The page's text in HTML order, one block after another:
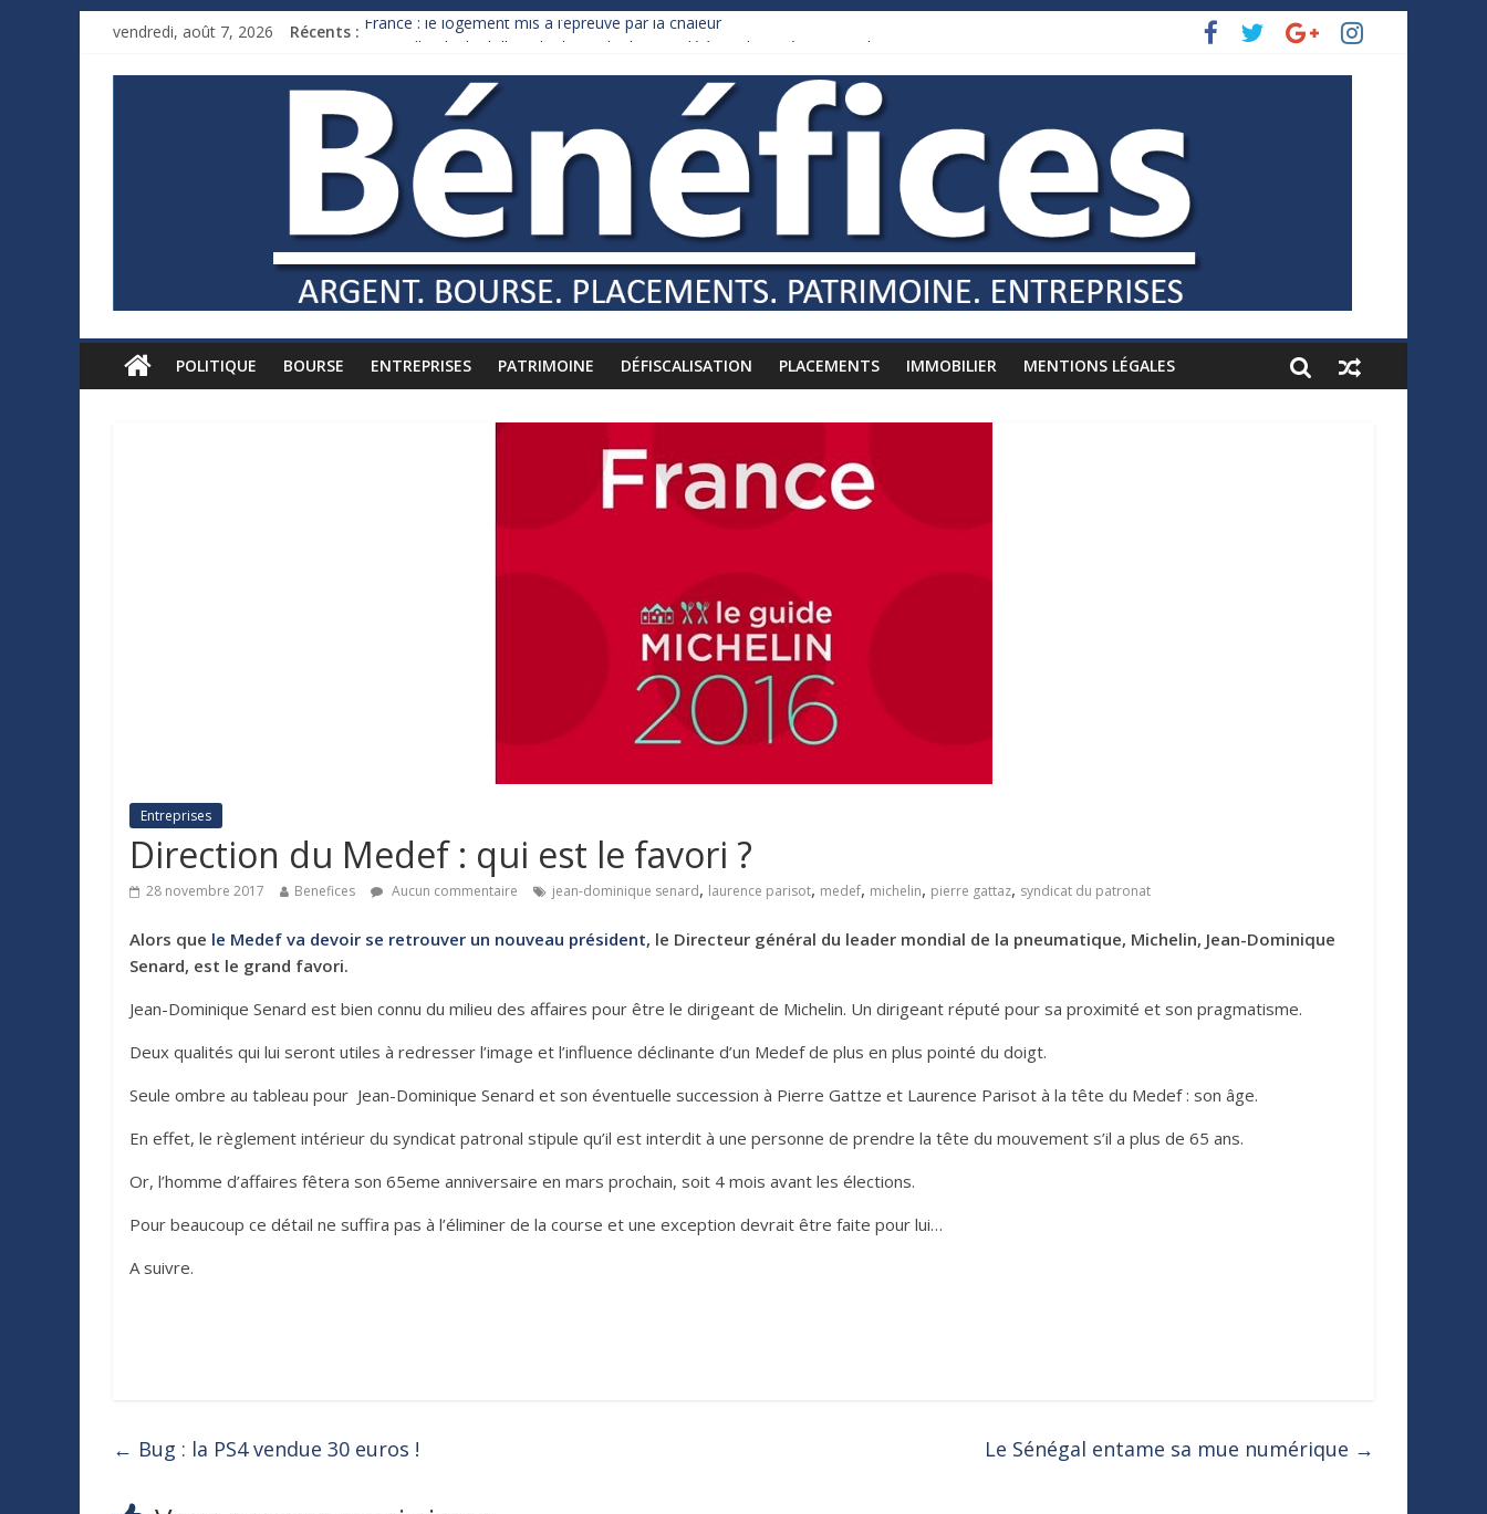
vendredi, août 7, 2026 Récents : France : le logement mis à l’épreuve par la chaleur
Royaume-Uni : Andy Burnham recule sur l’impôt
Xavier Niel, le milliardaire qui ne touche presque rien
Ruée des fortunes russes vers l’étranger
POLITIQUE BOURSE ENTREPRISES PATRIMOINE DÉFISCALISATION PLACEMENTS IMMOBILIER MENTIONS LÉGALES
Entreprises
Direction du Medef : qui est le favori ?
28 novembre 2017 Benefices Aucun commentaire jean-dominique senard, laurence parisot, medef, michelin, pierre gattaz, syndicat du patronat
Alors que le Medef va devoir se retrouver un nouveau président, le Directeur général du leader mondial de la pneumatique, Michelin, Jean-Dominique
Senard, est le grand favori.
Jean-Dominique Senard est bien connu du milieu des affaires pour être le dirigeant de Michelin. Un dirigeant réputé pour sa proximité et son pragmatisme.
Deux qualités qui lui seront utiles à redresser l’image et l’influence déclinante d’un Medef de plus en plus pointé du doigt.
Seule ombre au tableau pour Jean-Dominique Senard et son éventuelle succession à Pierre Gattze et Laurence Parisot à la tête du Medef : son âge.
En effet, le règlement intérieur du syndicat patronal stipule qu’il est interdit à une personne de prendre la tête du mouvement s’il a plus de 65 ans.
Or, l’homme d’affaires fêtera son 65eme anniversaire en mars prochain, soit 4 mois avant les élections.
Pour beaucoup ce détail ne suffira pas à l’éliminer de la course et une exception devrait être faite pour lui…
A suivre.
← Bug : la PS4 vendue 30 euros ! Le Sénégal entame sa mue numérique →